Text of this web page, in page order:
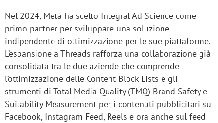
Nel 2024, Meta ha scelto Integral Ad Science come
primo partner per sviluppare una soluzione
indipendente di ottimizzazione per le sue piattaforme.
L’espansione a Threads rafforza una collaborazione già
consolidata tra le due aziende che comprende
l’ottimizzazione delle Content Block Lists e gli
strumenti di Total Media Quality (TMQ) Brand Safety e
Suitability Measurement per i contenuti pubblicitari su
Facebook, Instagram Feed, Reels e ora anche sul feed